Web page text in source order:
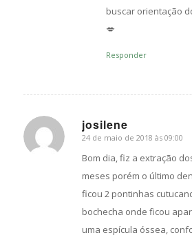
buscar orientação
💋
Responder
josilene
s
ays:
24 de maio de 2018 às 09:00
Bom dia, fiz a extração
meses porém o último
ficou 2 pontinhas
bochecha onde ficou
uma espícula óssea,